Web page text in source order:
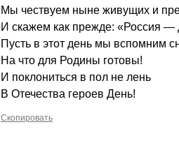
Мы чествуем ныне живущих и
И скажем как прежде: «Россия —
Пусть в этот день мы вспомним
На что для Родины готовы!
И поклониться в пол не лень
В Отечества героев День!
Скопировать